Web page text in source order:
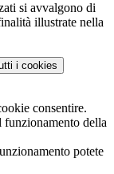
si avvalgono di
illustrate nella
i cookies
consentire.
funzionamento della
potete